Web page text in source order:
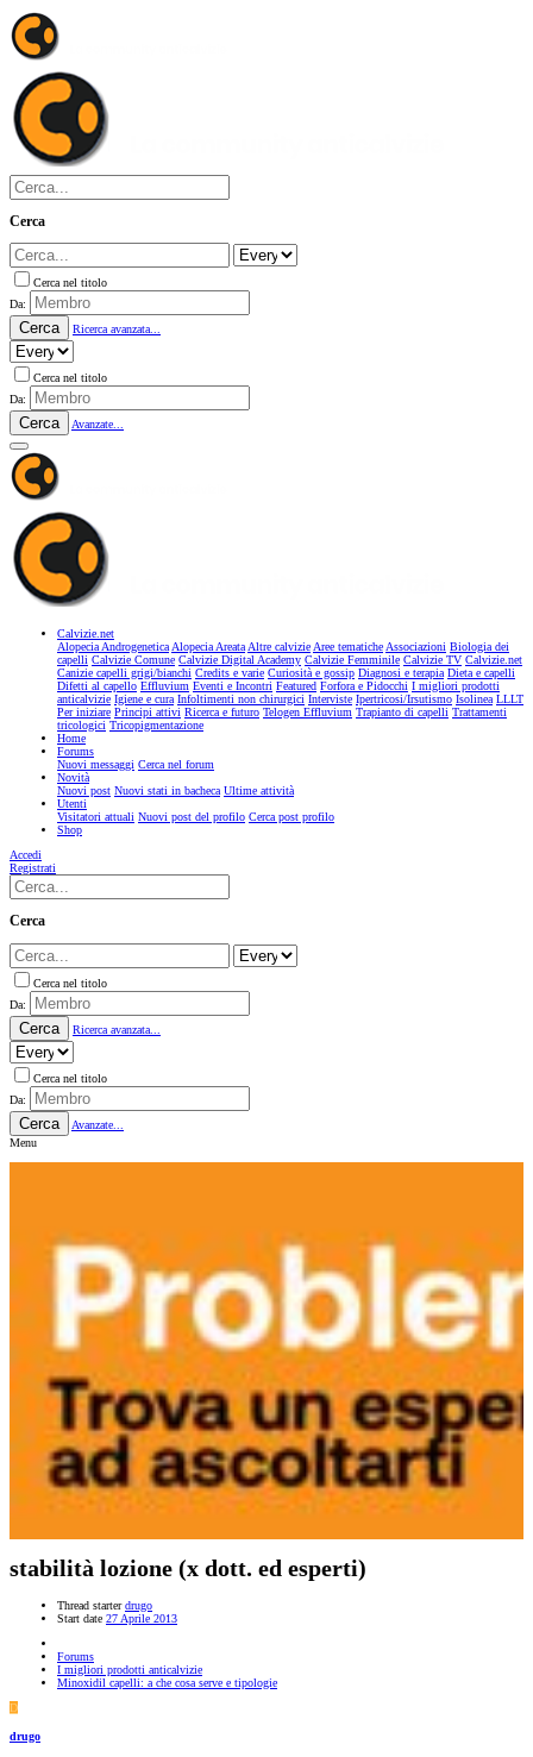
Cerca
Cerca nel titolo
Da:
Cerca Ricerca avanzata...
Cerca nel titolo
Da:
Cerca Avanzate...
Calvizie.net
Alopecia AndrogeneticaAlopecia AreataAltre calvizieAree tematicheAssociazioni Biologia dei
capelli Calvizie Comune Calvizie Digital Academy Calvizie Femminile Calvizie TV Calvizie.net
Canizie capelli grigi/bianchi Credits e varie Curiosità e gossip Diagnosi e terapia Dieta e capelli
Difetti al capello Effluvium Eventi e Incontri Featured Forfora e Pidocchi I migliori prodotti
anticalvizie Igiene e cura Infoltimenti non chirurgici Interviste Ipertricosi/Irsutismo Isolinea LLLT
Per iniziare Principi attivi Ricerca e futuro Telogen Effluvium Trapianto di capelli Trattamenti
tricologici Tricopigmentazione
Home
Forums
Nuovi messaggi Cerca nel forum
Novità
Nuovi post Nuovi stati in bacheca Ultime attività
Utenti
Visitatori attuali Nuovi post del profilo Cerca post profilo
Shop
Accedi
Registrati
Cerca
Cerca nel titolo
Da:
Cerca Ricerca avanzata...
Cerca nel titolo
Da:
Cerca
Avanzate...
Menu
stabilità lozione (x dott. ed esperti)
Thread starter drugo
Start date 27 Aprile 2013
Forums
I migliori prodotti anticalvizie
Minoxidil capelli: a che cosa serve e tipologie
D
drugo